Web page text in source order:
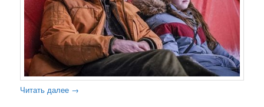
Читать далее →